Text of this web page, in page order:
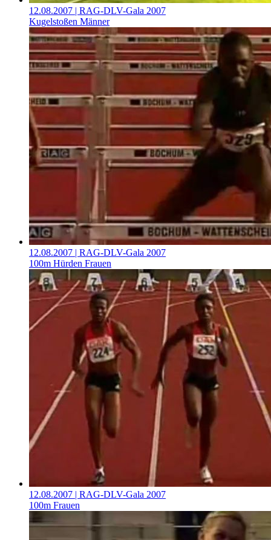
12.08.2007 | RAG-DLV-Gala 2007
Kugelstoßen Männer
12.08.2007 | RAG-DLV-Gala 2007
100m Hürden Frauen
12.08.2007 | RAG-DLV-Gala 2007
100m Frauen